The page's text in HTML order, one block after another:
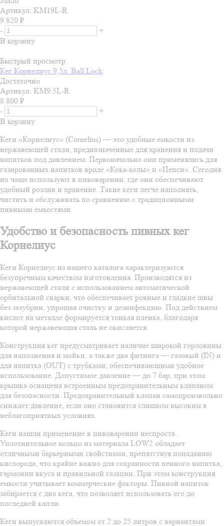
Артикул: KM19L-R
9 820 ₽
-
+
В корзину
Быстрый просмотр
Кег Корнелиус 9,5л. Ball Lock
Достаточно
Артикул: KM9.5L-R
8 800 ₽
-
+
В корзину
Кеги «Корнелиус» (Cornelius) — это удобные емкости из
нержавеющей стали, предназначенные для хранения и подачи
напитков под давлением. Первоначально они применялись для
газированных напитков вроде «Кока-колы» и «Пепси». Сегодня
их чаще используют в пивоварении, где они обеспечивают
удобный розлив и хранение. Такие кеги легче наполнять,
чистить и обслуживать по сравнению с традиционными
пивными емкостями.
Удобство и безопасность пивных кег
Корнелиус
Кеги Корнелиус из нашего каталога характеризуются
безупречным качеством изготовления. Производятся из
нержавеющей стали с использованием автоматической
орбитальной сварки, что обеспечивает ровные и гладкие швы
без зазубрин, упрощая очистку и дезинфекцию. Под действием
кислот на металле формируется тонкая пленка, благодаря
которой нержавеющая сталь не окисляется.
Конструкция кег предусматривает наличие широкой горловины
для наполнения и мойки, а также два фитинга — газовый (IN) и
для напитка (OUT) с трубками, обеспечивающими удобное
использование. Допустимое давление — до 7 бар, при этом
крышка оснащена встроенным предохранительным клапаном
для безопасности. Предохранительный клапан самопроизвольно
снижает давление, если оно становится слишком высоким в
неблагоприятных условиях.
Кеги нашли применение в пивоварении неспроста.
Уплотнительное кольцо из материала LOW2 обладает
отличными барьерными свойствами, препятствуя попаданию
кислорода, что крайне важно для сохранности пенного напитка,
гармонии вкуса и правильной газации. При этом конструкция
емкости учитывает коммерческие факторы. Пивной напиток
забирается с дна кега, что позволяет использовать его до
последней капли.
Кеги выпускаются объемом от 2 до 25 литров с вариантами